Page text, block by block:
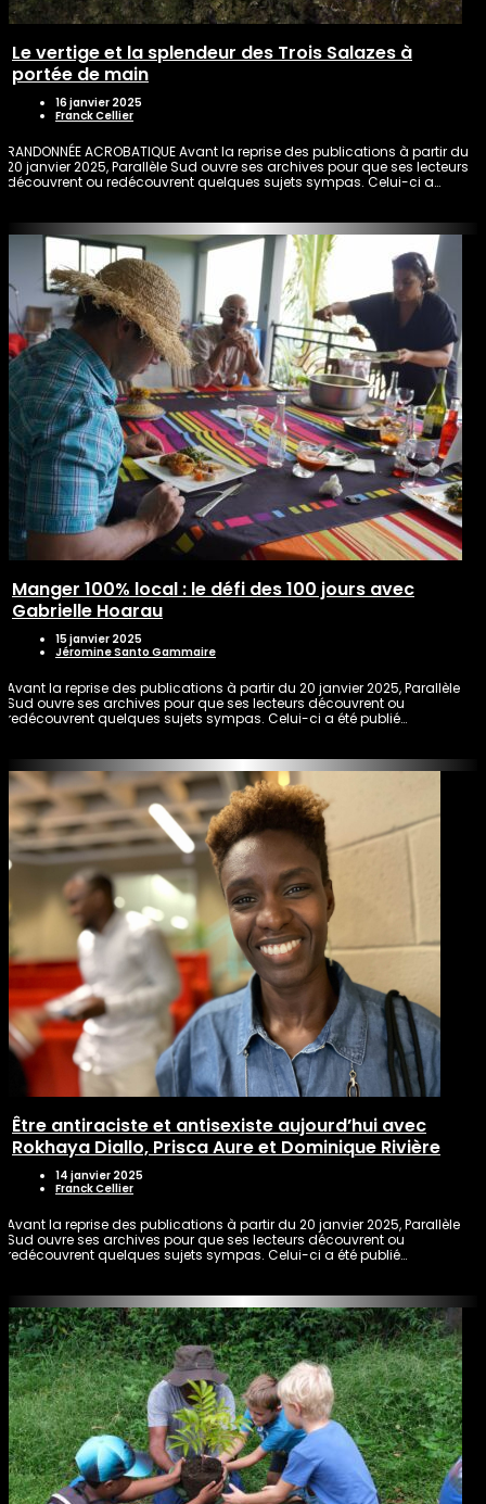
Le vertige et la splendeur des Trois Salazes à
portée de main
16 janvier 2025
Franck Cellier
RANDONNÉE ACROBATIQUE Avant la reprise des publications à partir du
20 janvier 2025, Parallèle Sud ouvre ses archives pour que ses lecteurs
découvrent ou redécouvrent quelques sujets sympas. Celui-ci a…
Manger 100% local : le défi des 100 jours avec
Gabrielle Hoarau
15 janvier 2025
Jéromine Santo Gammaire
Avant la reprise des publications à partir du 20 janvier 2025, Parallèle
Sud ouvre ses archives pour que ses lecteurs découvrent ou
redécouvrent quelques sujets sympas. Celui-ci a été publié…
Être antiraciste et antisexiste aujourd’hui avec
Rokhaya Diallo, Prisca Aure et Dominique Rivière
14 janvier 2025
Franck Cellier
Avant la reprise des publications à partir du 20 janvier 2025, Parallèle
Sud ouvre ses archives pour que ses lecteurs découvrent ou
redécouvrent quelques sujets sympas. Celui-ci a été publié…